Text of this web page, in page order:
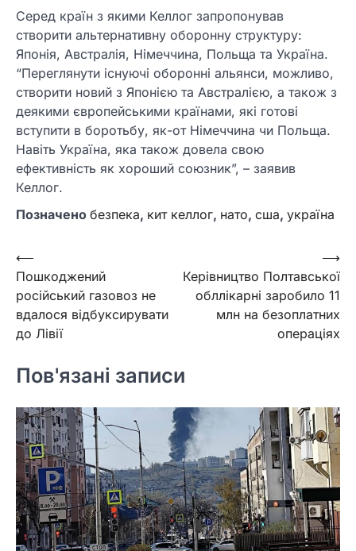
Серед країн з якими Келлог запропонував
створити альтернативну оборонну структуру:
Японія, Австралія, Німеччина, Польща та Україна.
“Переглянути існуючі оборонні альянси, можливо,
створити новий з Японією та Австралією, а також з
деякими європейськими країнами, які готові
вступити в боротьбу, як-от Німеччина чи Польща.
Навіть Україна, яка також довела свою
ефективність як хороший союзник”, – заявив
Келлог.
Позначено безпека, кит келлог, нато, сша, україна
Навігація
записів
⟵
Пошкоджений
російський газовоз не
вдалося відбуксирувати
до Лівії
Керівництво Полтавської
обллікарні заробило 11
млн на безоплатних
операціях
⟶
Пов'язані записи